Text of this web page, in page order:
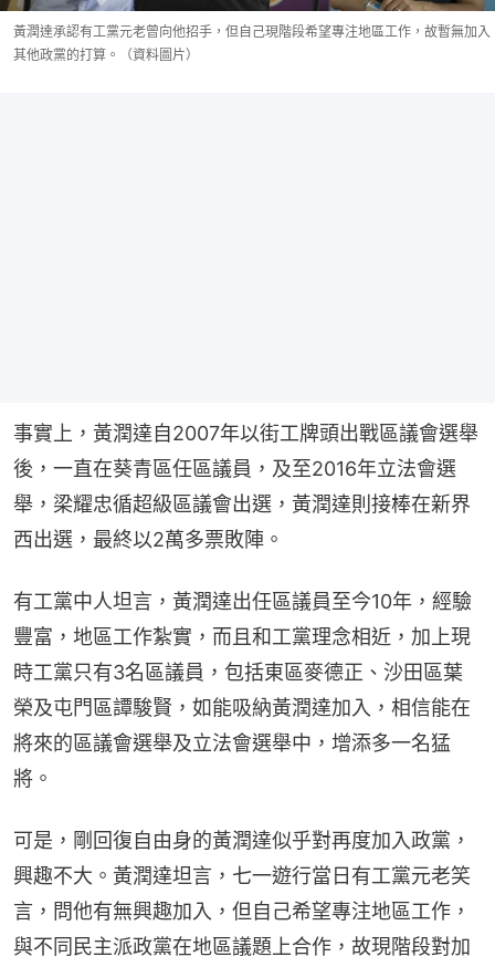
黃潤達承認有工黨元老曾向他招手，但自己現階段希望專注地區工作，故暫無加入
其他政黨的打算。（資料圖片）
事實上，黃潤達自2007年以街工牌頭出戰區議會選舉
後，一直在葵青區任區議員，及至2016年立法會選
舉，梁耀忠循超級區議會出選，黃潤達則接棒在新界
西出選，最終以2萬多票敗陣。
有工黨中人坦言，黃潤達出任區議員至今10年，經驗
豐富，地區工作紮實，而且和工黨理念相近，加上現
時工黨只有3名區議員，包括東區麥德正、沙田區葉
榮及屯門區譚駿賢，如能吸納黃潤達加入，相信能在
將來的區議會選舉及立法會選舉中，增添多一名猛
將。
可是，剛回復自由身的黃潤達似乎對再度加入政黨，
興趣不大。黃潤達坦言，七一遊行當日有工黨元老笑
言，問他有無興趣加入，但自己希望專注地區工作，
與不同民主派政黨在地區議題上合作，故現階段對加